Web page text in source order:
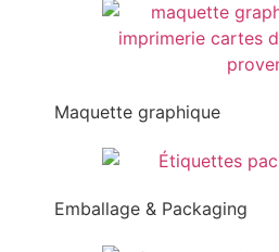
Maquette graphique
Emballage & Packaging